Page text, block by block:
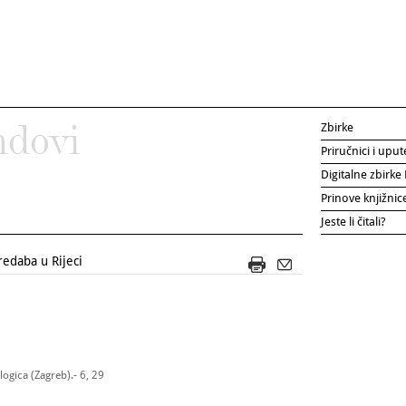
u Rijeci
(Zagreb).- 6, 29
Zbirke
Priručnici i
Digitalne zbirke
Prinove
Jeste li čitali?